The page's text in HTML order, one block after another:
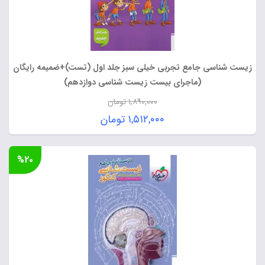
زیست شناسی جامع تجربی خیلی سبز جلد اول (تست)+ضمیمه رایگان
(ماجرای بیست زیست شناسی دوازدهم)
۱,۸۹۰,۰۰۰تومان
قیمت
اصلی:
۱,۸۹۰,۰۰۰ تومان
بود.
۱,۵۱۲,۰۰۰ تومان
قیمت
فعلی:
۱,۵۱۲,۰۰۰ تومان.
%۲۰